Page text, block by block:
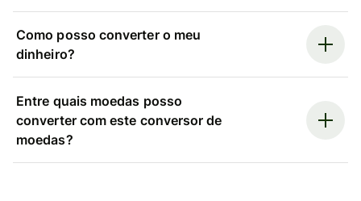
Como posso converter o meu
dinheiro?
Entre quais moedas posso
converter com este conversor de
moedas?